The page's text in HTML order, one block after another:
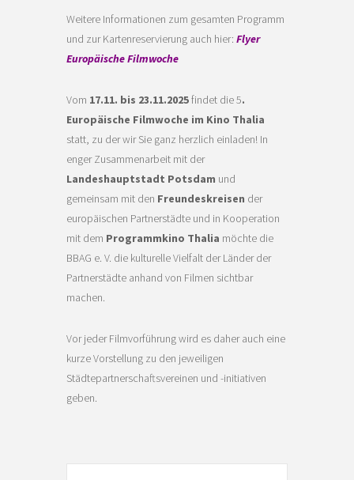
Weitere Informationen zum gesamten Programm
und zur Kartenreservierung auch hier: Flyer
Europäische Filmwoche
Vom 17.11. bis 23.11.2025findet die 5.
Europäische Filmwoche im Kino Thalia
statt, zu der wir Sie ganz herzlich einladen! In
enger Zusammenarbeit mit der
Landeshauptstadt Potsdam und
gemeinsam mit den Freundeskreisen der
europäischen Partnerstädte und in Kooperation
mit dem Programmkino Thalia möchte die
BBAG e. V. die kulturelle Vielfalt der Länder der
Partnerstädte anhand von Filmen sichtbar
machen.
Vor jeder Filmvorführung wird es daher auch eine
kurze Vorstellung zu den jeweiligen
Städtepartnerschaftsvereinen und -initiativen
geben.